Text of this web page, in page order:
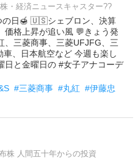
・経済ニュースキャスター??
の日🍯 🇺🇸シェブロン、決算
格上昇が追い風 💬きょう発
、三菱商事、三菱UFJFG、三
、日本航空など 今週も楽し
日と金曜日の #女子アナコーデ
#三菱商事 #丸紅 #伊藤忠
株 人間五十年からの投資